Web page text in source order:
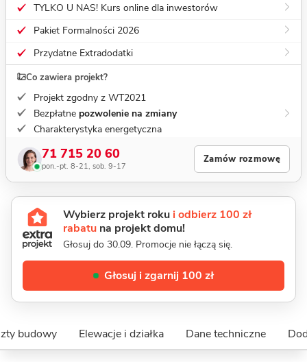
TYLKO U NAS! Kurs online dla inwestorów
Pakiet Formalności 2026
Przydatne Extradodatki
Co zawiera projekt?
Projekt zgodny z WT2021
Bezpłatne pozwolenie na zmiany
Charakterystyka energetyczna
71 715 20 60
pon.-pt. 8-21, sob. 9-17
Zamów rozmowę
Wybierz projekt roku i odbierz 100 zł
rabatu na projekt domu!
Głosuj do 30.09. Promocje nie łączą się.
Głosuj i zgarnij 100 zł
budowy Elewacje i działka Dane techniczne